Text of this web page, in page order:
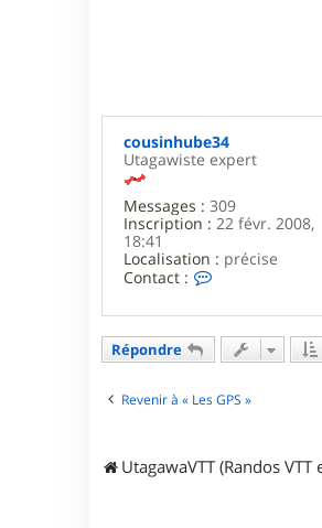
cousinhube34
Utagawiste expert
Messages : 309
Inscription : 22 févr. 2008,
18:41
Localisation : précise
Contact :
n
c
e
u
Répondre
Revenir à « Les GPS »
UtagawaVTT (Randos VTT